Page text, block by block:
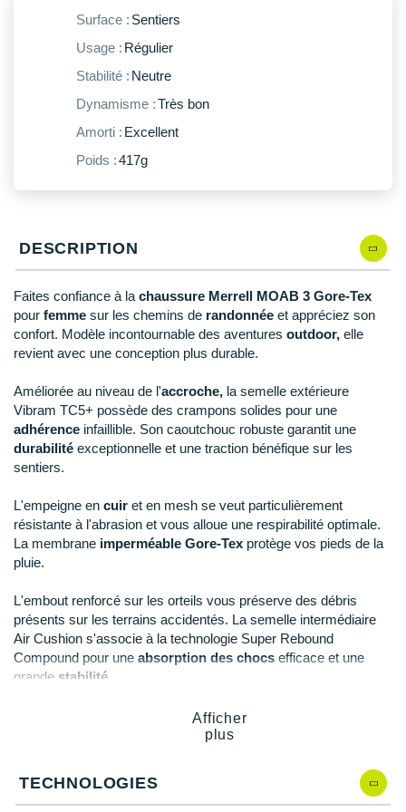
Surface : Sentiers
Usage : Régulier
Stabilité : Neutre
Dynamisme :Très bon
Amorti : Excellent
Poids :417g
DESCRIPTION
Faites confiance à la chaussure Merrell MOAB 3 Gore-Tex
pour femme sur les chemins de randonnée et appréciez son
confort. Modèle incontournable des aventures outdoor, elle
revient avec une conception plus durable.
Améliorée au niveau de l'accroche, la semelle extérieure
Vibram TC5+ possède des crampons solides pour une
adhérence infaillible. Son caoutchouc robuste garantit une
durabilité exceptionnelle et une traction bénéfique sur les
sentiers.
L'empeigne en cuir et en mesh se veut particulièrement
résistante à l'abrasion et vous alloue une respirabilité optimale.
La membrane imperméable Gore-Tex protège vos pieds de la
pluie.
L'embout renforcé sur les orteils vous préserve des débris
présents sur les terrains accidentés. La semelle intermédiaire
Air Cushion s'associe à la technologie Super Rebound
Compound pour une absorption des chocs efficace et une
grande stabilité.
chaussure Merrell MOAB 3 GTX
: adhérence, accroche,
traction et durabilité
Empeigne en cuir de porc: durabilité
Afficher
plus
TECHNOLOGIES
DÉSTOCKAGE
+ Voir tous lesaccessoires
NNormal
Orca
Petzl
Polar
Raidlight
Reebok
Saucony
Saxx
Scarpa
Scott
Shokz
Speedo